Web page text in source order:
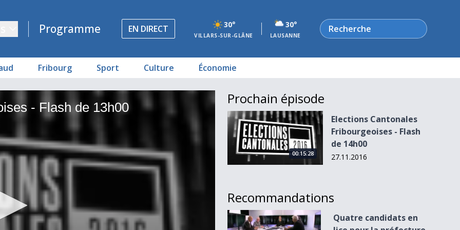
Programme EN DIRECT 30°
VILLARS-SUR-GLÂNE
30°
LAUSANNE
Rechercher
Fribourg Sport Culture Économie
- Flash de 13h00
Prochain épisode
Elections Cantonales Fribourgeoises - Flash de 14h00
00:15:28
Elections Cantonales
Fribourgeoises - Flash
de 14h00
27.11.2016
Recommandations
Quatre candidats en lice pour la préfecture de la Veveyse
Quatre candidats en